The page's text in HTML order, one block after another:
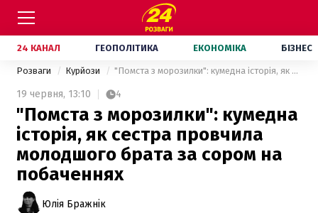
24 КАНАЛ ГЕОПОЛІТИКА ЕКОНОМІКА БІЗНЕС
Розваги Курйози "Помста з морозилки": кумедна історія, як сестра провчила молодшого брата за сором на побаченнях
19 червня, 13:10 4
"Помста з морозилки": кумедна
історія, як сестра провчила
молодшого брата за сором на
побаченнях
Юлія Бражнік